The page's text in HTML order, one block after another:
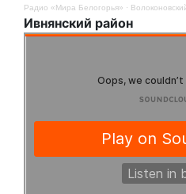
Радио «Мира Белогорья» · Волоконовский
Ивнянский район